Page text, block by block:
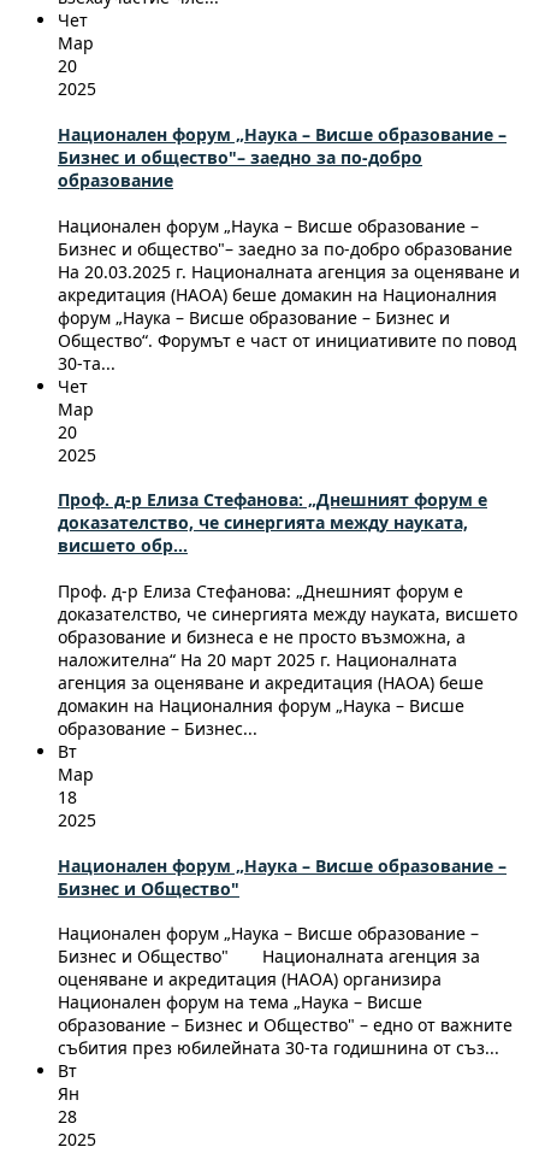
Чет
Мар
20
2025
Национален форум „Наука – Висше образование –
Бизнес и общество"– заедно за по-добро
образование
Национален форум „Наука – Висше образование –
Бизнес и общество"– заедно за по-добро образование
На 20.03.2025 г. Националната агенция за оценяване и
акредитация (НАОА) беше домакин на Националния
форум „Наука – Висше образование – Бизнес и
Общество“. Форумът е част от инициативите по повод
30-та...
Чет
Мар
20
2025
Проф. д-р Елиза Стефанова: „Днешният форум е
доказателство, че синергията между науката,
висшето обр...
Проф. д-р Елиза Стефанова: „Днешният форум е
доказателство, че синергията между науката, висшето
образование и бизнеса е не просто възможна, а
наложителна“ На 20 март 2025 г. Националната
агенция за оценяване и акредитация (НАОА) беше
домакин на Националния форум „Наука – Висше
образование – Бизнес...
Вт
Мар
18
2025
Национален форум „Наука – Висше образование –
Бизнес и Общество"
Национален форум „Наука – Висше образование –
Бизнес и Общество" Националната агенция за
оценяване и акредитация (НАОА) организира
Национален форум на тема „Наука – Висше
образование – Бизнес и Общество" – едно от важните
събития през юбилейната 30-та годишнина от съз...
Вт
Ян
28
2025